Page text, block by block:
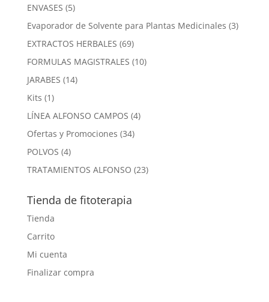
ENVASES 55
productos
Evaporador de Solvente para Plantas Medicinales 33
EXTRACTOS HERBALES 6969
productos
FORMULAS MAGISTRALES 1010
JARABES 1414
Kits 11
producto
LÍNEA ALFONSO CAMPOS 44
Ofertas y Promociones 3434
POLVOS 44
productos
TRATAMIENTOS ALFONSO 2323
Tienda de fitoterapia
Tienda
Carrito
Mi cuenta
Finalizar compra